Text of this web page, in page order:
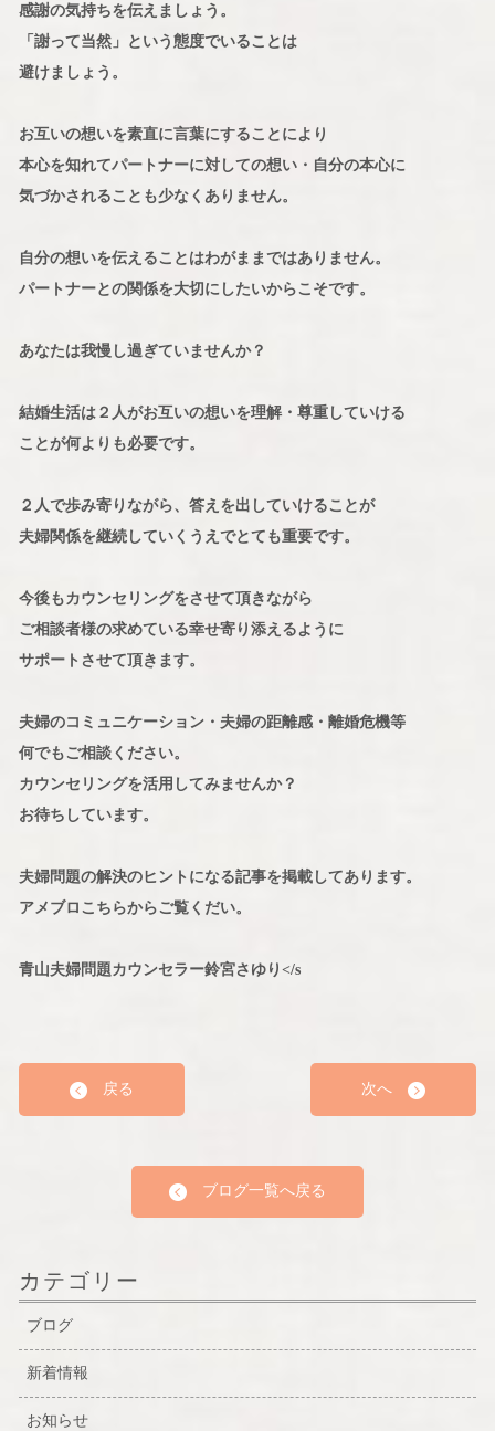
感謝の気持ちを伝えましょう。
「謝って当然」という態度でいることは
避けましょう。
お互いの想いを素直に言葉にすることにより
本心を知れてパートナーに対しての想い・自分の本心に
気づかされることも少なくありません。
自分の想いを伝えることはわがままではありません。
パートナーとの関係を大切にしたいからこそです。
あなたは我慢し過ぎていませんか？
結婚生活は２人がお互いの想いを理解・尊重していける
ことが何よりも必要です。
２人で歩み寄りながら、答えを出していけることが
夫婦関係を継続していくうえでとても重要です。
今後もカウンセリングをさせて頂きながら
ご相談者様の求めている幸せ寄り添えるように
サポートさせて頂きます。
夫婦のコミュニケーション・夫婦の距離感・離婚危機等
何でもご相談ください。
カウンセリングを活用してみませんか？
お待ちしています。
夫婦問題の解決のヒントになる記事を掲載してあります。
アメブロこちらからご覧くだい。
青山夫婦問題カウンセラー鈴宮さゆり</s
戻る 次へ
ブログ一覧へ戻る
カテゴリー
ブログ
新着情報
お知らせ